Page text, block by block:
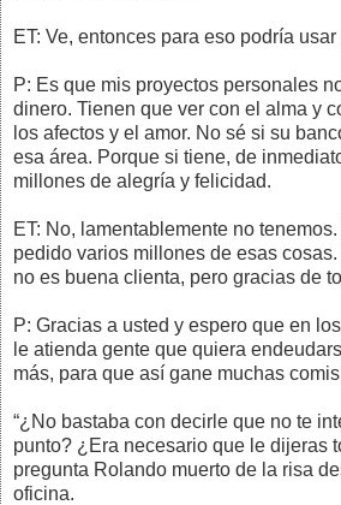
ET: Ve, entonces para eso podría
P: Es que mis proyectos personales
dinero. Tienen que ver con el alma y
los afectos y el amor. No sé si su
esa área. Porque si tiene, de
millones de alegría y felicidad.
ET: No, lamentablemente no
pedido varios millones de esas
no es buena clienta, pero gracias de
P: Gracias a usted y espero que en
le atienda gente que quiera
más, para que así gane muchas
“¿No bastaba con decirle que no te
punto? ¿Era necesario que le dijeras
pregunta Rolando muerto de la risa
oficina.